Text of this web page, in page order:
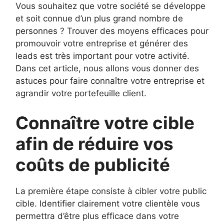
Vous souhaitez que votre société se développe
et soit connue d’un plus grand nombre de
personnes ? Trouver des moyens efficaces pour
promouvoir votre entreprise et générer des
leads est très important pour votre activité.
Dans cet article, nous allons vous donner des
astuces pour faire connaître votre entreprise et
agrandir votre portefeuille client.
Connaître votre cible
afin de réduire vos
coûts de publicité
La première étape consiste à cibler votre public
cible. Identifier clairement votre clientèle vous
permettra d’être plus efficace dans votre